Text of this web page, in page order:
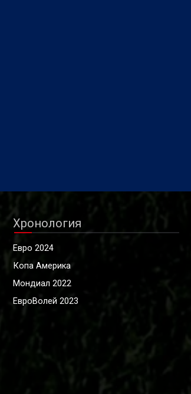
Хронология
Евро 2024
Копа Америка
Мондиал 2022
ЕвроВолей 2023